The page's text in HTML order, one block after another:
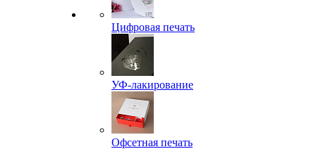
Цифровая печать
УФ-лакирование
Офсетная печать